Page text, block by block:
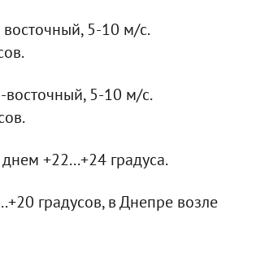
5-10 м/с.
восточный, 5-10 м/с.
+22...+24 градуса.
градусов, в Днепре возле